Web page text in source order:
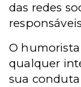
das redes
O
qualquer
sua